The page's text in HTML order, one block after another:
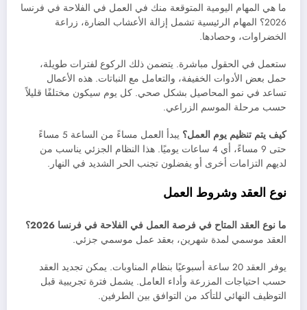
ما هي المهام اليومية المتوقعة منك في العمل في الفلاحة في فرنسا
2026؟ المهام الرئيسية تشمل إزالة الأعشاب الضارة، زراعة
الخضراوات، وحصادها.
ستعمل في الحقول مباشرة. يتضمن ذلك الركوع لفترات طويلة،
حمل بعض الأدوات الخفيفة، والتعامل مع النباتات. هذه الأعمال
تساعد في نمو المحاصيل بشكل صحي. كل يوم سيكون مختلفًا قليلاً
حسب مرحلة الموسم الزراعي.
كيف يتم تنظيم يوم العمل؟
يبدأ العمل مساءً من الساعة 5 مساءً
حتى 9 مساءً، أي 4 ساعات يوميًا. هذا النظام الجزئي يناسب من
لديهم التزامات أخرى أو يفضلون تجنب الحر الشديد في النهار.
نوع العقد وشروط العمل
ما نوع العقد المتاح في فرصة العمل في الفلاحة في فرنسا 2026؟
العقد موسمي لمدة شهرين، بعقد عمل موسمي جزئي.
يوفر العقد 20 ساعة أسبوعيًا بنظام المناوبات. يمكن تجديد العقد
حسب احتياجات المزرعة وأداء العامل. يشمل فترة تجريبية قبل
التوظيف النهائي للتأكد من التوافق بين الطرفين.